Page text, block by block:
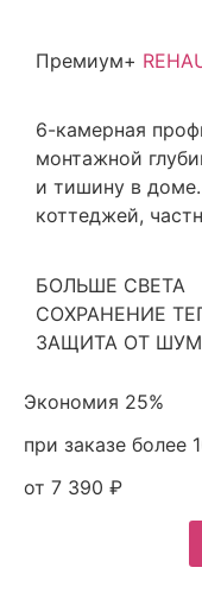
Премиум+
6-камерная
монтажной
и тишину в
коттеджей,
БОЛЬШЕ СВЕТА
СОХРАНЕНИЕ
ЗАЩИТА ОТ
Экономия 25%
при заказе более
от 7 390 ₽